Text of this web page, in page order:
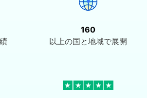
160
以上の国と地域で展開